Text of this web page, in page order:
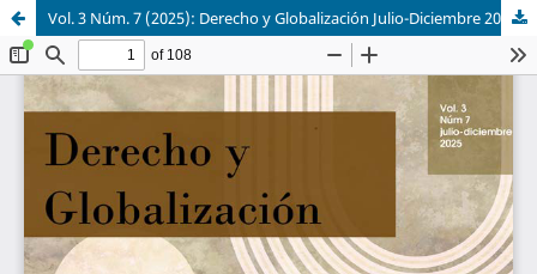
Vol. 3 Núm. 7 (2025): Derecho y Globalización Julio-Diciembre 2025